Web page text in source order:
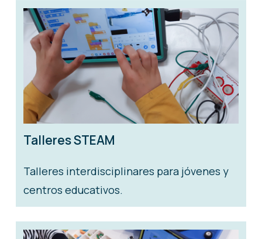
Talleres STEAM
Talleres interdisciplinares para jóvenes y
centros educativos.